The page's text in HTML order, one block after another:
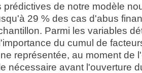
prédictives de notre modèle
29 % des cas d'abus
Parmi les variables
du cumul de
représentée, au moment de
nécessaire avant l'ouverture